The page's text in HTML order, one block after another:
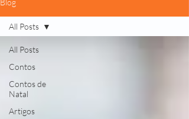
All Posts
Contos
Contos de
Natal
Artigos
All Posts